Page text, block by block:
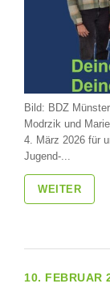
Bild: BDZ
Modrzik und
4. März 2026 für
Jugend-...
WEITER
10. FEBRUAR